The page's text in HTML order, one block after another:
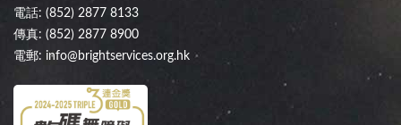
電話: (852) 2877 8133
傳真: (852) 2877 8900
電郵: info@brightservices.org.hk